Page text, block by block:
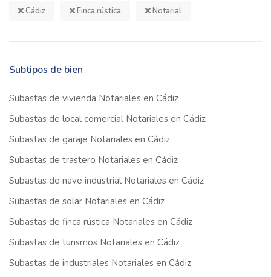
Cádiz Finca rústica Notarial
Subtipos de bien
Subastas de vivienda Notariales en Cádiz
Subastas de local comercial Notariales en Cádiz
Subastas de garaje Notariales en Cádiz
Subastas de trastero Notariales en Cádiz
Subastas de nave industrial Notariales en Cádiz
Subastas de solar Notariales en Cádiz
Subastas de finca rústica Notariales en Cádiz
Subastas de turismos Notariales en Cádiz
Subastas de industriales Notariales en Cádiz